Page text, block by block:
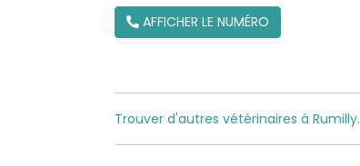
AFFICHER LE NUMÉRO
Trouver d'autres vétérinaires à Rumilly.